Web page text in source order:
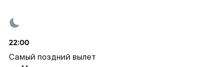
22:00
Самый поздний вылет